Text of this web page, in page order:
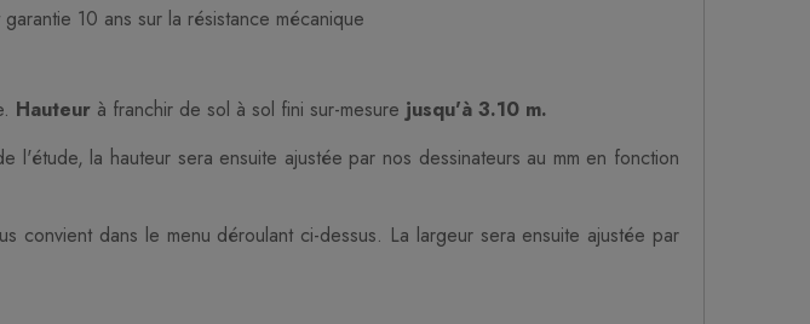
10 ans sur la résistance mécanique
Hauteur à franchir de sol à sol fini sur-mesure jusqu'à 3.10 m.
la hauteur sera ensuite ajustée par nos dessinateurs au mm en fonction
convient dans le menu déroulant ci-dessus. La largeur sera ensuite ajustée par